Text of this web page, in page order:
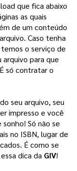
que fica abaixo
as quais
de um conteúdo
Caso tenha
o serviço de
arquivo para que
só contratar o
impresso e você
sonho! Só não se
no ISBN, lugar de
É como se
dica da GIV!